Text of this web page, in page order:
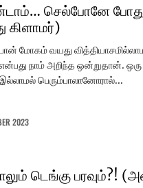
செல்போனே
கிளாமர்)
மோகம் வயது
நாம் அறிந்த ஒன்றுதான். ஒரு
பெரும்பாலானோரால்...
2023
டெங்கு பரவும்?!